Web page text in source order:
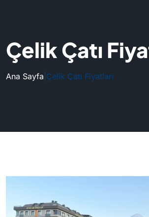
Çelik Çatı
Ana Sayfa Çelik Çatı Fiyatları